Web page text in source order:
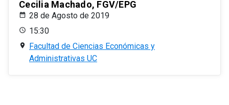
Cecilia Machado, FGV/EPG
28 de Agosto de 2019
15:30
Facultad de Ciencias Económicas y
Administrativas UC